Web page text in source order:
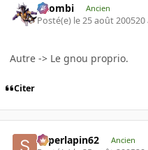
XZombi Ancien
Posté(e) le 25 août 200520
Autre -> Le gnou proprio.
Citer
superlapin62 Ancien